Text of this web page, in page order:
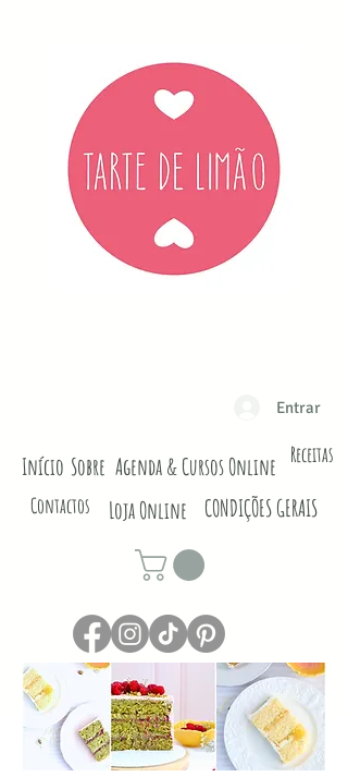
Entrar
Início Sobre Agenda & Cursos Online
Loja Online
CONDIÇÕES GERAIS
Receitas
Contactos